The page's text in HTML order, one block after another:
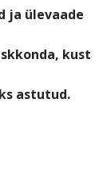
ja ülevaade
kust
astutud.